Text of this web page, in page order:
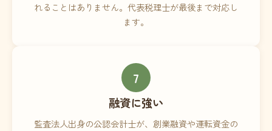
れることはありません。代表税理士が最後まで対応し
ます。
7
融資に強い
監査法人出身の公認会計士が、創業融資や運転資金の